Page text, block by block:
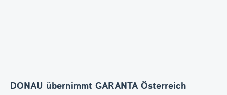
DONAU übernimmt GARANTA Österreich